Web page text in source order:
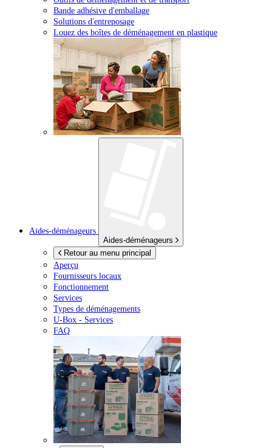
Bande adhésive d'emballage
Solutions d'entreposage
Louez des boîtes de déménagement en plastique
Aides-déménageurs
Aides-déménageurs
Retour au menu principal
Aperçu
Fournisseurs locaux
Fonctionnement
Services
Types de déménagements
U-Box - Services
FAQ